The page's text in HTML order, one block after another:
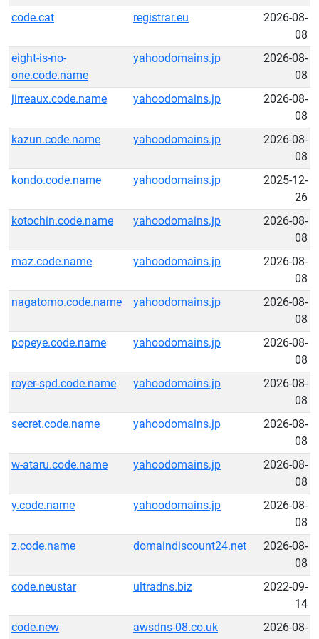
code.cat
registrar.eu
2026-08-
08
eight-is-no-
one.code.name
yahoodomains.jp
2026-08-
08
jirreaux.code.name
yahoodomains.jp
2026-08-
08
kazun.code.name
yahoodomains.jp
2026-08-
08
kondo.code.name
yahoodomains.jp
2025-12-
26
kotochin.code.name
yahoodomains.jp
2026-08-
08
maz.code.name
yahoodomains.jp
2026-08-
08
nagatomo.code.name
yahoodomains.jp
2026-08-
08
popeye.code.name
yahoodomains.jp
2026-08-
08
royer-spd.code.name
yahoodomains.jp
2026-08-
08
secret.code.name
yahoodomains.jp
2026-08-
08
w-ataru.code.name
yahoodomains.jp
2026-08-
08
y.code.name
yahoodomains.jp
2026-08-
08
z.code.name
domaindiscount24.net
2026-08-
08
code.neustar
ultradns.biz
2022-09-
14
code.new
awsdns-08.co.uk
2026-08-